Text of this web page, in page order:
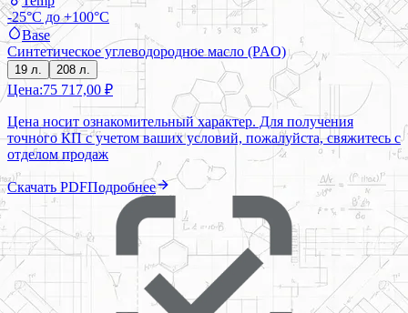
-25°C до +100°C
Base
Синтетическое углеводородное масло (PAO)
19 л. 208 л.
Цена:75 717,00 ₽
Цена носит ознакомительный характер. Для получения
точного КП с учетом ваших условий, пожалуйста, свяжитесь с
отделом продаж
Скачать PDFПодробнее